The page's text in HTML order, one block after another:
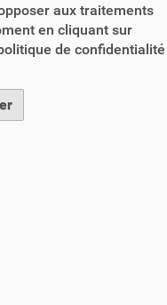
aux traitements
en cliquant sur
de confidentialité